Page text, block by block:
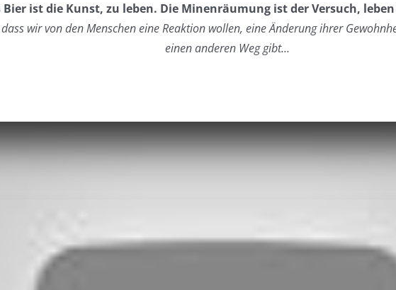
ist die Kunst, zu leben. Die Minenräumung ist der Versuch,
wir von den Menschen eine Reaktion wollen, eine Änderung ihrer
einen anderen Weg gibt…